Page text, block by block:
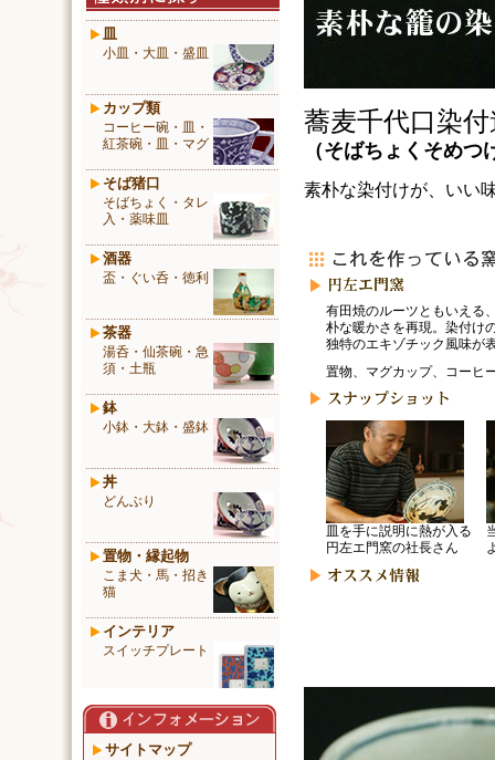
皿
小皿・大皿・盛皿
カップ類
コーヒー碗・皿・
紅茶碗・皿・マグ
そば猪口
そばちょく・タレ
入・薬味皿
酒器
盃・ぐい呑・徳利
茶器
湯呑・仙茶碗・急
須・土瓶
鉢
小鉢・大鉢・盛鉢
丼
どんぶり
置物・縁起物
こま犬・馬・招き
猫
インテリア
スイッチプレート
サイトマップ
蕎麦千代口染
（そばちょくそめ
素朴な染付けが、いい
有田焼のルーツともいえる
朴な暖かさを再現。染付け
独特のエキゾチック風味が
置物、マグカップ、コーヒ
皿を手に説明に熱が入る
円左エ門窯の社長さん